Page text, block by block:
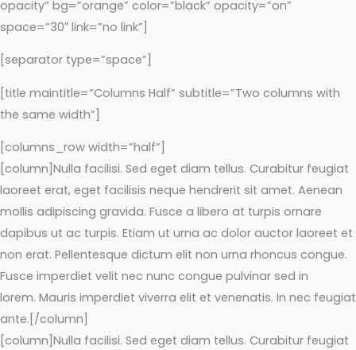
opacity” bg=”orange” color=”black” opacity=”on”
space=”30″ link=”no link”]
[separator type=”space”]
[title maintitle=”Columns Half” subtitle=”Two columns with
the same width”]
[columns_row width=”half”]
[column]Nulla facilisi. Sed eget diam tellus. Curabitur feugiat
laoreet erat, eget facilisis neque hendrerit sit amet. Aenean
mollis adipiscing gravida. Fusce a libero at turpis ornare
dapibus ut ac turpis. Etiam ut urna ac dolor auctor laoreet et
non erat. Pellentesque dictum elit non urna rhoncus congue.
Fusce imperdiet velit nec nunc congue pulvinar sed in
lorem. Mauris imperdiet viverra elit et venenatis. In nec feugiat
ante.[/column]
[column]Nulla facilisi. Sed eget diam tellus. Curabitur feugiat